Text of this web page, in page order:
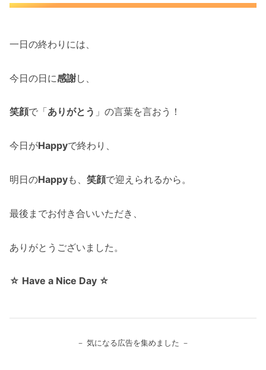
一日の終わりには、
今日の日に感謝し、
笑顔で「ありがとう 」の言葉を言おう！
今日がHappyで終わり、
明日のHappyも、 笑顔で迎えられるから。
最後までお付き合いいただき、
ありがとうございました。
☆ Have a Nice Day ☆
－ 気になる広告を集めました －